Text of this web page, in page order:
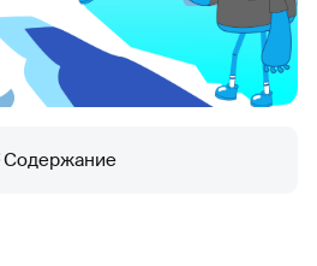
Содержание